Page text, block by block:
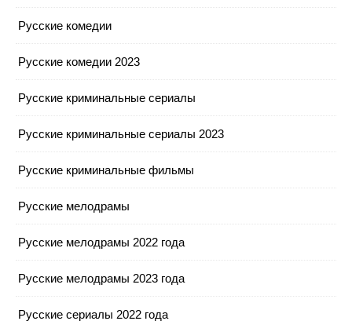
Русские комедии
Русские комедии 2023
Русские криминальные сериалы
Русские криминальные сериалы 2023
Русские криминальные фильмы
Русские мелодрамы
Русские мелодрамы 2022 года
Русские мелодрамы 2023 года
Русские сериалы 2022 года